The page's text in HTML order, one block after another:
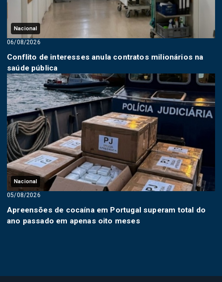
Nacional
06/08/2026
Conflito de interesses anula contratos milionários na
saúde pública
Nacional
05/08/2026
Apreensões de cocaína em Portugal superam total do
ano passado em apenas oito meses